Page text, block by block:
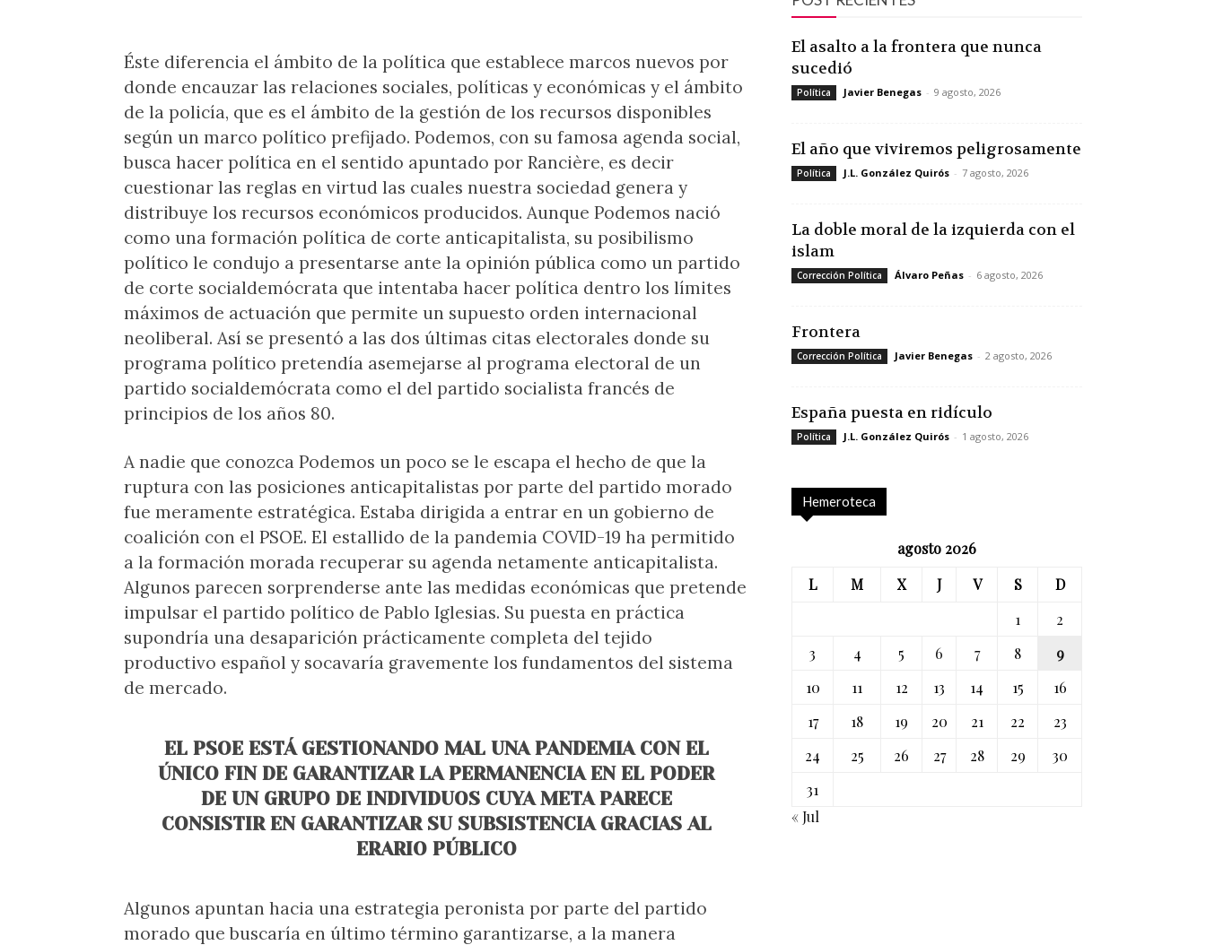
Éste diferencia el ámbito de la política que establece marcos nuevos por
donde encauzar las relaciones sociales, políticas y económicas y el ámbito
de la policía, que es el ámbito de la gestión de los recursos disponibles
según un marco político prefijado. Podemos, con su famosa agenda social,
busca hacer política en el sentido apuntado por Rancière, es decir
cuestionar las reglas en virtud las cuales nuestra sociedad genera y
distribuye los recursos económicos producidos. Aunque Podemos nació
como una formación política de corte anticapitalista, su posibilismo
político le condujo a presentarse ante la opinión pública como un partido
de corte socialdemócrata que intentaba hacer política dentro los límites
máximos de actuación que permite un supuesto orden internacional
neoliberal. Así se presentó a las dos últimas citas electorales donde su
programa político pretendía asemejarse al programa electoral de un
partido socialdemócrata como el del partido socialista francés de
principios de los años 80.
A nadie que conozca Podemos un poco se le escapa el hecho de que la
ruptura con las posiciones anticapitalistas por parte del partido morado
fue meramente estratégica. Estaba dirigida a entrar en un gobierno de
coalición con el PSOE. El estallido de la pandemia COVID-19 ha permitido
a la formación morada recuperar su agenda netamente anticapitalista.
Algunos parecen sorprenderse ante las medidas económicas que pretende
impulsar el partido político de Pablo Iglesias. Su puesta en práctica
supondría una desaparición prácticamente completa del tejido
productivo español y socavaría gravemente los fundamentos del sistema
de mercado.
EL PSOE ESTÁ GESTIONANDO MAL UNA PANDEMIA CON EL
ÚNICO FIN DE GARANTIZAR LA PERMANENCIA EN EL PODER
DE UN GRUPO DE INDIVIDUOS CUYA META PARECE
CONSISTIR EN GARANTIZAR SU SUBSISTENCIA GRACIAS AL
ERARIO PÚBLICO
Algunos apuntan hacia una estrategia peronista por parte del partido
morado que buscaría en último término garantizarse, a la manera
El asalto a la frontera que nunca
sucedió
Política Javier Benegas - 9 agosto, 2026
El año que viviremos peligrosamente
Política J.L. González Quirós - 7 agosto, 2026
La doble moral de la izquierda con el
islam
Corrección Política Álvaro Peñas - 6 agosto, 2026
Frontera
Corrección Política Javier Benegas - 2 agosto, 2026
España puesta en ridículo
Política J.L. González Quirós - 1 agosto, 2026
Hemeroteca
agosto 2026
L
M X J V S
D
1
2
3
4 5 6 7 8
9
10
11 12 13 14 15
16
17
18 19 20 21 22
23
24
25 26 27 28 29
30
31
« Jul